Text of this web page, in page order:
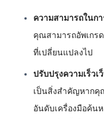
ความสามารถในก
คุณสามารถอัพเกร
ที่เปลี่ยนแปลงไป
ปรับปรุงความเร็วเ
เป็นสิ่งสำคัญหากคุ
อันดับเครื่องมือค้น